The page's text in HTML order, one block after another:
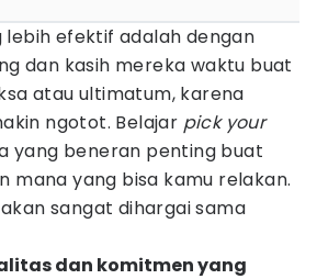
lebih efektif adalah dengan
dan kasih mereka waktu buat
atau ultimatum, karena
ngotot. Belajar pick your
yang beneran penting buat
mana yang bisa kamu relakan.
sangat dihargai sama
dan komitmen yang